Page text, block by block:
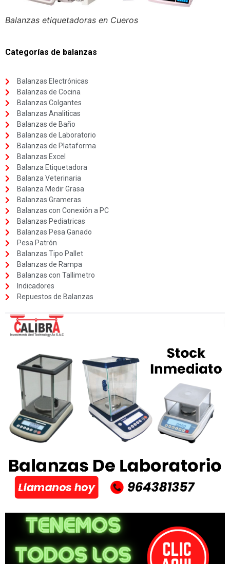
Balanzas etiquetadoras en Cueros
Categorías de balanzas
Balanzas Electrónicas
Balanzas de Cocina
Balanzas Colgantes
Balanzas Analiticas
Balanzas de Baño
Balanzas de Laboratorio
Balanzas de Plataforma
Balanzas Excel
Balanza Etiquetadora
Balanza Veterinaria
Balanza Medir Grasa
Balanzas Grameras
Balanzas con Conexión a PC
Balanzas Pediatricas
Balanzas Pesa Ganado
Pesa Patrón
Balanzas Tipo Pallet
Balanzas de Rampa
Balanzas con Tallimetro
Indicadores
Repuestos de Balanzas